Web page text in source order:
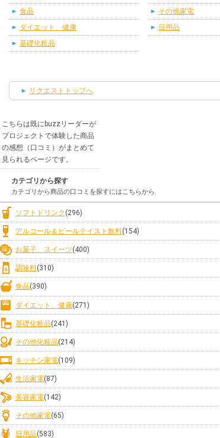
食品
ダイエット、健康
基礎化粧品
その他家電
日用品
リクエストトップへ
こちらは既にbuzzリーダーが
プロジェクトで体験した商品
の感想（口コミ）がまとめて
見られるページです。
カテゴリから探す
カテゴリから商品の口コミを探すにはこちらから
ソフトドリンク (296)
アルコール＆ビールテイスト飲料(154)
お菓子、スイーツ(400)
調味料(310)
食品(390)
ダイエット、健康(271)
基礎化粧品(241)
その他化粧品(214)
キッチン家電(109)
生活家電(87)
美容家電(142)
その他家電(65)
日用品(583)